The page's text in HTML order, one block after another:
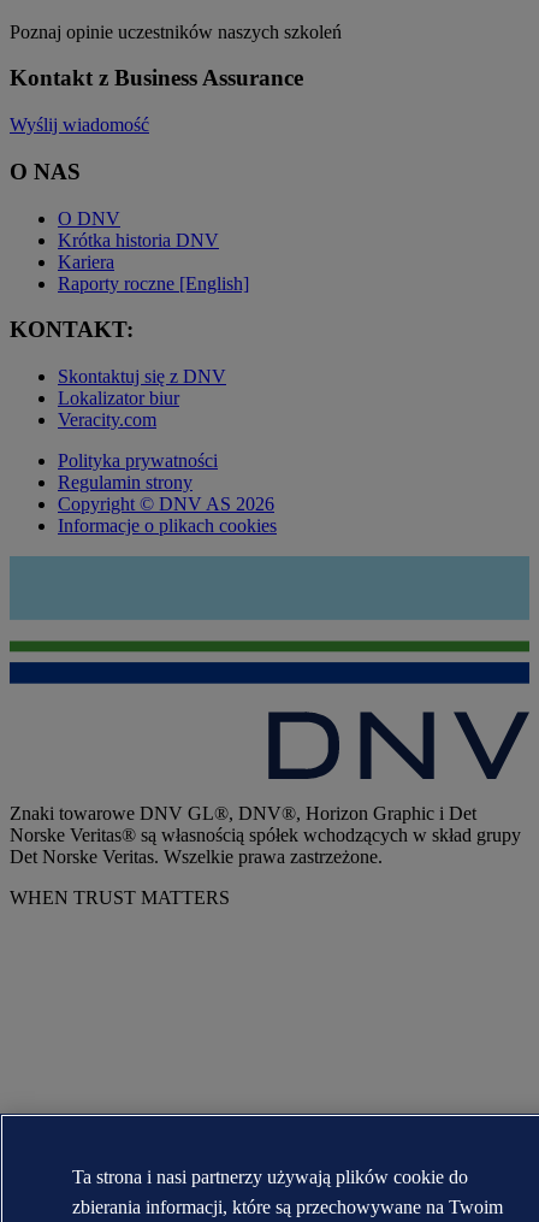
Poznaj opinie uczestników naszych szkoleń
Kontakt z Business Assurance
Wyślij wiadomość
O NAS
O DNV
Krótka historia DNV
Kariera
Raporty roczne [English]
KONTAKT:
Skontaktuj się z DNV
Lokalizator biur
Veracity.com
Polityka prywatności
Regulamin strony
Copyright © DNV AS 2026
Informacje o plikach cookies
Znaki towarowe DNV GL®, DNV®, Horizon Graphic i Det
Norske Veritas® są własnością spółek wchodzących w skład grupy
Det Norske Veritas. Wszelkie prawa zastrzeżone.
WHEN TRUST MATTERS
Ta strona i nasi partnerzy używają plików cookie do
zbierania informacji, które są przechowywane na Twoim